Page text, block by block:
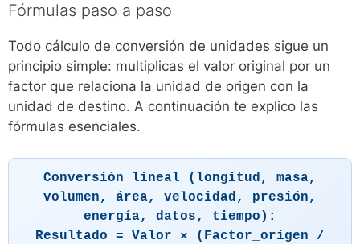
Fórmulas paso a paso
Todo cálculo de conversión de unidades sigue un
principio simple: multiplicas el valor original por un
factor que relaciona la unidad de origen con la
unidad de destino. A continuación te explico las
fórmulas esenciales.
Conversión lineal (longitud, masa,
volumen, área, velocidad, presión,
energía, datos, tiempo):
Resultado = Valor × (Factor_origen /